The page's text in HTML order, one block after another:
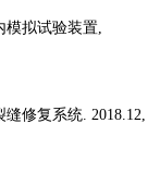
模拟试验装置,
缝修复系统. 2018.12,